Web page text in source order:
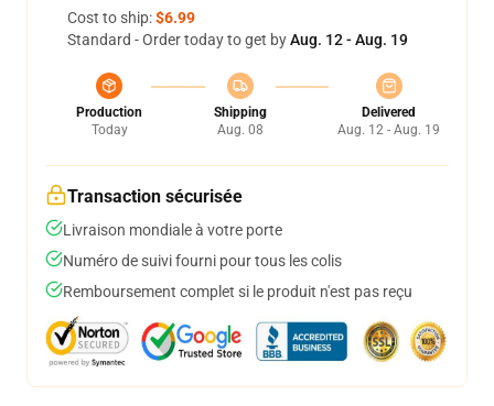
Cost to ship:$6.99
Standard - Order today to get byAug. 12 - Aug. 19
Production
Today
Shipping
Aug. 08
Delivered
Aug. 12 - Aug. 19
Transaction sécurisée
Livraison mondiale à votre porte
Numéro de suivi fourni pour tous les colis
Remboursement complet si le produit n'est pas reçu